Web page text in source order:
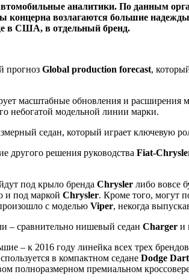
аналитики. По данным
концерна возлагаются большие
в США, в отдельный бренд.
прогноз Global production forecast,
масштабные обновления и расширения
небогатой модельной линии марки.
седан, который играет ключевую
другого решения руководства Fiat-
под крыло бренда Chrysler либо вовсе
и под маркой Chrysler. Кроме того, могут
с моделью Viper, некогда
– сравнительно нишевый седан Charger и
– к 2016 году линейка всех трех
в компактном седане Dodge Dart
полноразмерном премиальном